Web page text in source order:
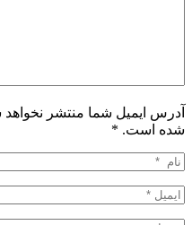
آدرس ایمیل شما منتشر
شده است. *